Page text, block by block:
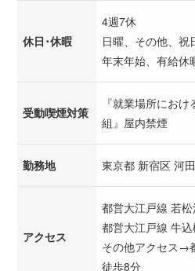
休日･休暇
4週7休
日曜、その他、祝
年末年始、有給休
受動喫煙対策
『就業場所にお
組』屋内禁煙
勤務地 東京都 新宿区 河
アクセス
都営大江戸線 若
都営大江戸線 牛
その他アクセス→
徒歩8分